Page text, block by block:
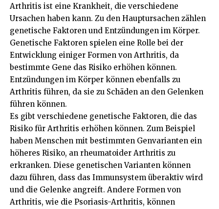
Arthritis ist eine Krankheit, die verschiedene
Ursachen haben kann. Zu den Hauptursachen zählen
genetische Faktoren und Entzündungen im Körper.
Genetische Faktoren spielen eine Rolle bei der
Entwicklung einiger Formen von Arthritis, da
bestimmte Gene das Risiko erhöhen können.
Entzündungen im Körper können ebenfalls zu
Arthritis führen, da sie zu Schäden an den Gelenken
führen können.
Es gibt verschiedene genetische Faktoren, die das
Risiko für Arthritis erhöhen können. Zum Beispiel
haben Menschen mit bestimmten Genvarianten ein
höheres Risiko, an rheumatoider Arthritis zu
erkranken. Diese genetischen Varianten können
dazu führen, dass das Immunsystem überaktiv wird
und die Gelenke angreift. Andere Formen von
Arthritis, wie die Psoriasis-Arthritis, können